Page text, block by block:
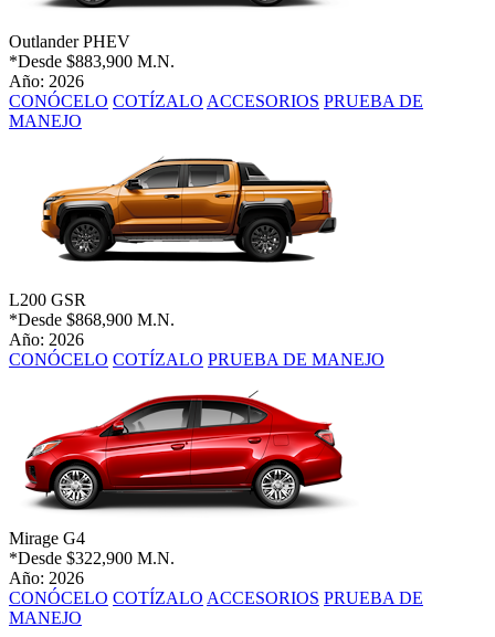
Outlander PHEV
*Desde $883,900 M.N.
Año: 2026
CONÓCELO COTÍZALO ACCESORIOS PRUEBA DE
MANEJO
L200 GSR
*Desde $868,900 M.N.
Año: 2026
CONÓCELO COTÍZALO PRUEBA DE MANEJO
Mirage G4
*Desde $322,900 M.N.
Año: 2026
CONÓCELO COTÍZALO ACCESORIOS PRUEBA DE
MANEJO